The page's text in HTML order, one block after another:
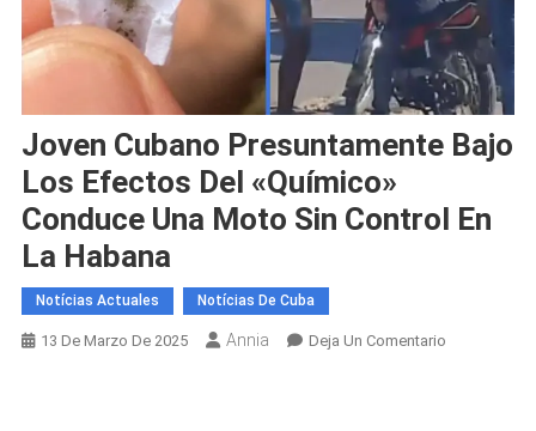
Joven Cubano Presuntamente Bajo
Los Efectos Del «químico»
Conduce Una Moto Sin Control En
La Habana
Notícias Actuales Notícias De Cuba
13 De Marzo De 2025 Annia Deja Un ComentarioEn